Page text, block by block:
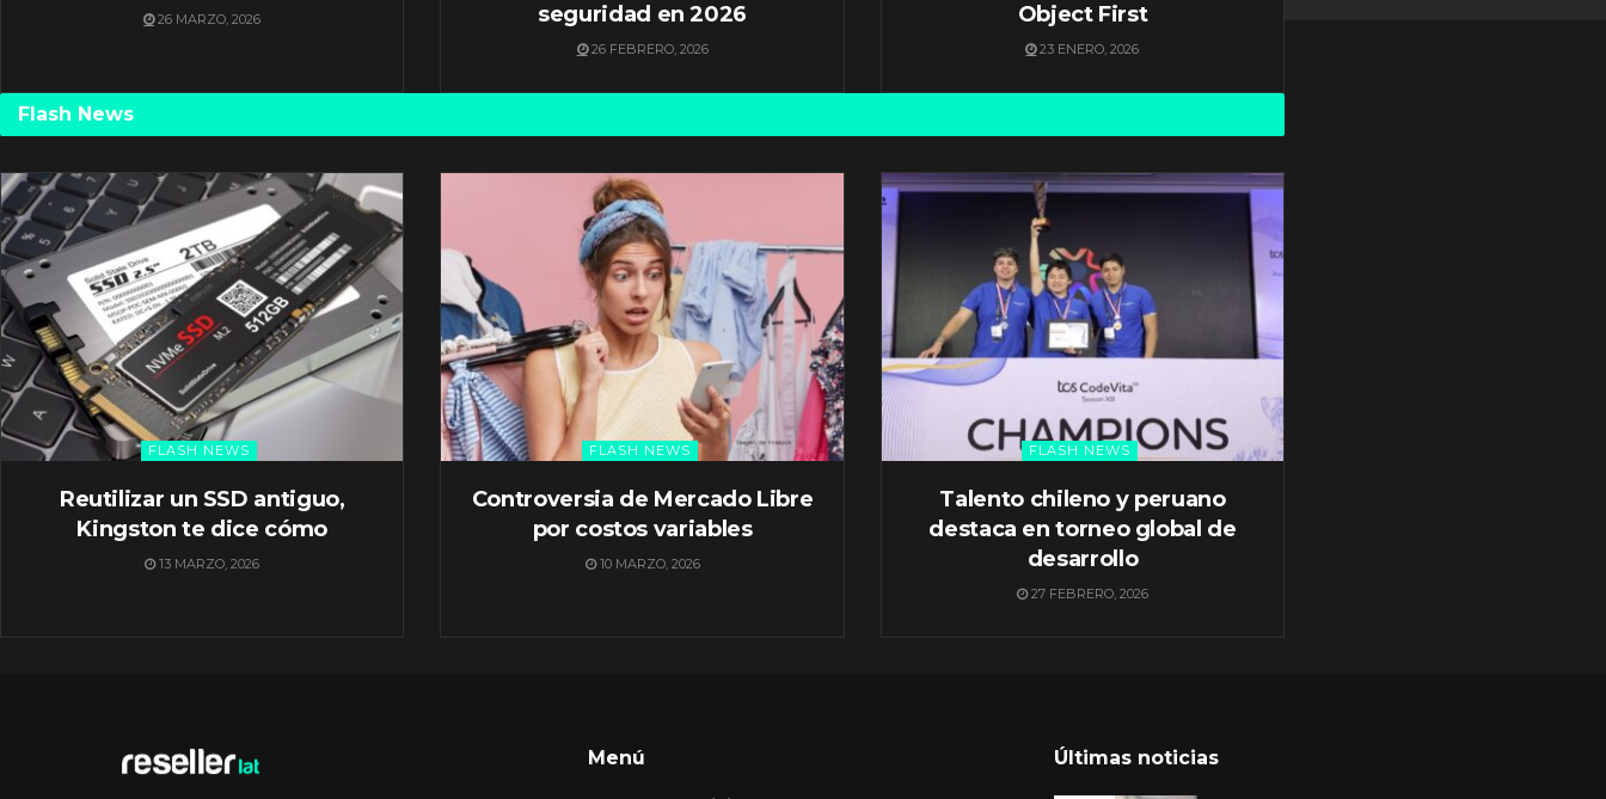
26 MARZO, 2026
seguridad en 2026
26 FEBRERO, 2026
Object First
23 ENERO, 2026
Flash News
FLASH NEWS
Reutilizar un SSD antiguo,
Kingston te dice cómo
13 MARZO, 2026
FLASH NEWS
Controversia de Mercado Libre
por costos variables
10 MARZO, 2026
FLASH NEWS
Talento chileno y peruano
destaca en torneo global de
desarrollo
27 FEBRERO, 2026
Menú Últimas noticias